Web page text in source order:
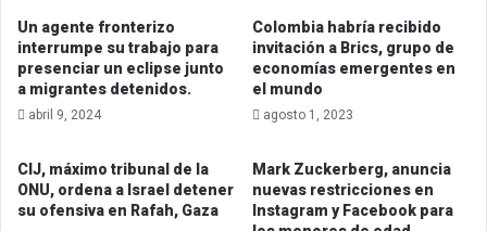
Un agente fronterizo
interrumpe su trabajo para
presenciar un eclipse junto
a migrantes detenidos.
abril 9, 2024
Colombia habría recibido
invitación a Brics, grupo de
economías emergentes en
el mundo
agosto 1, 2023
CIJ, máximo tribunal de la
ONU, ordena a Israel detener
su ofensiva en Rafah, Gaza
Mark Zuckerberg, anuncia
nuevas restricciones en
Instagram y Facebook para